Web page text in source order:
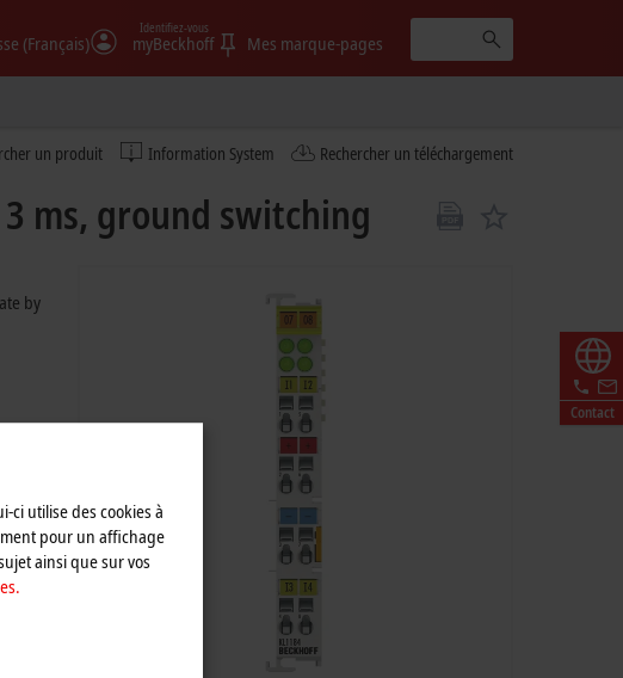
(Français) myBeckhoff
Identifiez-vous
Mes marque-pages
un produit Information System Rechercher un téléchargement
Contact
ms, ground switching
by
ci utilise des cookies à
pour un affichage
ainsi que sur vos